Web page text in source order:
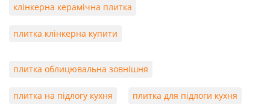
клінкерна керамічна плитка
плитка клінкерна купити
плитка облицювальна зовнішня
плитка на підлогу кухня плитка для підлоги кухня